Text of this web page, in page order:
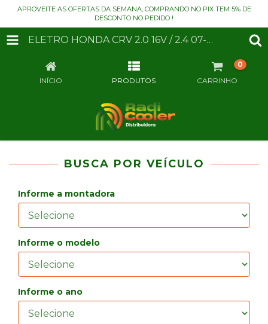
APROVEITE AS OFERTAS DA SEMANA, COMPRANDO NO PIX TEM 5% DE
DESCONTO NO PEDIDO !
ELETRO HONDA CRV 2.0 16V / 2.4 07-11 +AC AUT/MEC.
INÍCIO PRODUTOS CARRINHO
0
BUSCA POR VEÍCULO
Informe a montadora
Informe o modelo
Informe o ano